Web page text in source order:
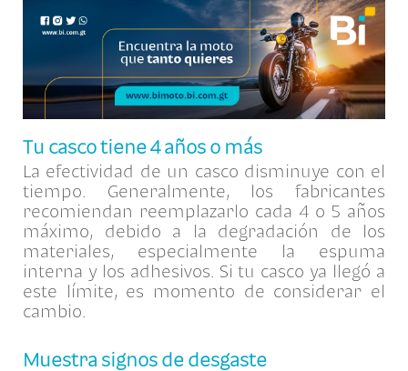
Tu casco tiene 4 años o más
La efectividad de un casco disminuye con el
tiempo. Generalmente, los fabricantes
recomiendan reemplazarlo cada 4 o 5 años
máximo, debido a la degradación de los
materiales, especialmente la espuma
interna y los adhesivos. Si tu casco ya llegó a
este límite, es momento de considerar el
cambio.
Muestra signos de desgaste